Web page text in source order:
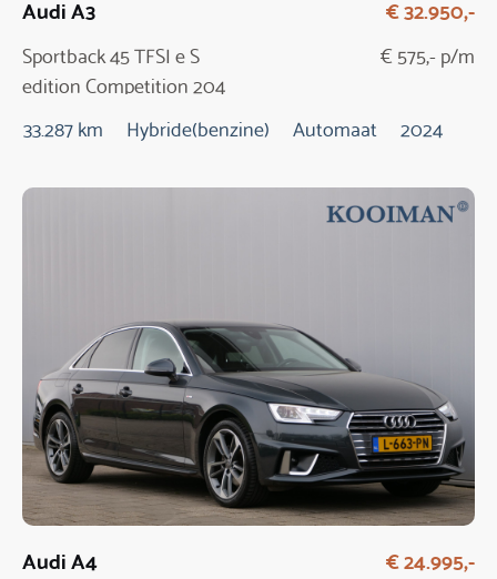
Audi A3
Sportback 45 TFSI e S
edition Competition 204
Pk Automaat
€ 32.950,-
€ 575,- p/m
33.287 km Hybride(benzine) Automaat 2024
Audi A4 € 24.995,-